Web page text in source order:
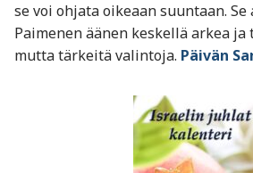
se voi ohjata oikeaan suuntaan.
Paimenen äänen keskellä arkea ja
mutta tärkeitä valintoja. Päivän